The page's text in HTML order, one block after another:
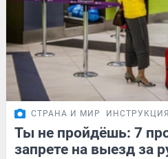
СТРАНА И МИР ИНСТРУКЦИЯ
Ты не пройдёшь: 7
запрете на выезд за